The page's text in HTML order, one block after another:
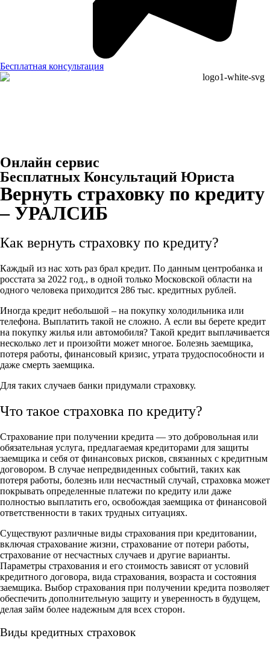
Бесплатная консультация
Онлайн сервис
Бесплатных Консультаций Юриста
Вернуть страховку по кредиту
– УРАЛСИБ
Как вернуть страховку по кредиту?
Каждый из нас хоть раз брал кредит. По данным центробанка и
росстата за 2022 год., в одной только Московской области на
одного человека приходится 286 тыс. кредитных рублей.
Иногда кредит небольшой – на покупку холодильника или
телефона. Выплатить такой не сложно. А если вы берете кредит
на покупку жилья или автомобиля? Такой кредит выплачивается
несколько лет и произойти может многое. Болезнь заемщика,
потеря работы, финансовый кризис, утрата трудоспособности и
даже смерть заемщика.
Для таких случаев банки придумали страховку.
Что такое страховка по кредиту?
Страхование при получении кредита — это добровольная или
обязательная услуга, предлагаемая кредиторами для защиты
заемщика и себя от финансовых рисков, связанных с кредитным
договором. В случае непредвиденных событий, таких как
потеря работы, болезнь или несчастный случай, страховка может
покрывать определенные платежи по кредиту или даже
полностью выплатить его, освобождая заемщика от финансовой
ответственности в таких трудных ситуациях.
Существуют различные виды страхования при кредитовании,
включая страхование жизни, страхование от потери работы,
страхование от несчастных случаев и другие варианты.
Параметры страхования и его стоимость зависят от условий
кредитного договора, вида страхования, возраста и состояния
заемщика. Выбор страхования при получении кредита позволяет
обеспечить дополнительную защиту и уверенность в будущем,
делая займ более надежным для всех сторон.
Виды кредитных страховок